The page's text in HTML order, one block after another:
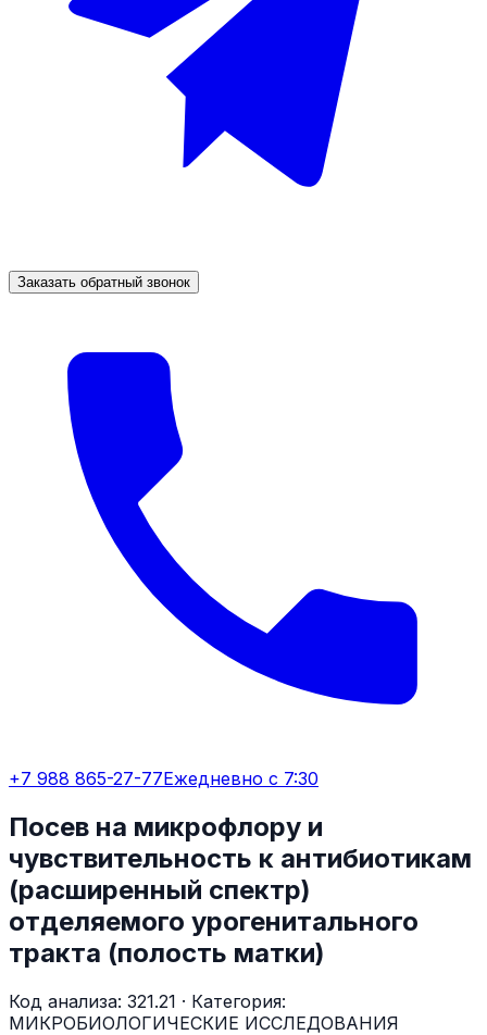
Заказать обратный звонок
+7 988 865-27-77Ежедневно с 7:30
Посев на микрофлору и
чувствительность к антибиотикам
(расширенный спектр)
отделяемого урогенитального
тракта (полость матки)
Код анализа: 321.21 · Категория:
МИКРОБИОЛОГИЧЕСКИЕ ИССЛЕДОВАНИЯ